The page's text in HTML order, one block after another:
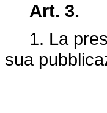
Art. 3.
1. La
sua